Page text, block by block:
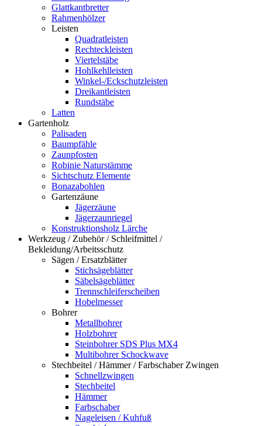
Glattkantbretter
Rahmenhölzer
Leisten
Quadratleisten
Rechteckleisten
Viertelstäbe
Hohlkehlleisten
Winkel-/Eckschutzleisten
Dreikantleisten
Rundstäbe
Latten
Gartenholz
Palisaden
Baumpfähle
Zaunpfosten
Robinie Naturstämme
Sichtschutz Elemente
Bonazabohlen
Gartenzäune
Jägerzäune
Jägerzaunriegel
Konstruktionsholz Lärche
Werkzeug / Zubehör / Schleifmittel /
Bekleidung/Arbeitsschutz
Sägen / Ersatzblätter
Stichsägeblätter
Säbelsägeblätter
Trennschleiferscheiben
Hobelmesser
Bohrer
Metallbohrer
Holzbohrer
Steinbohrer SDS Plus MX4
Multibohrer Schockwave
Stechbeitel / Hämmer / Farbschaber Zwingen
Schnellzwingen
Stechbeitel
Hämmer
Farbschaber
Nageleisen / Kuhfuß